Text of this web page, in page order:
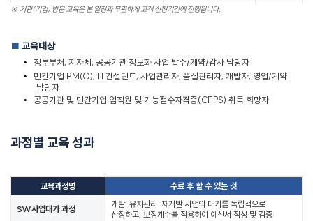
※ 기관(기업) 방문 교육은 본 일정과 무관하게 고객 신청기간에 진행됩니다.
■ 교육대상
• 정부부처, 지자체, 공공기관 정보화 사업 발주/계약/감사 담당자
•
민간기업 PM(O), IT컨설턴트, 사업관리자, 품질관리자, 개발자, 영업/계약
담당자
•
공공기관 및 민간기업 임직원 및 기능점수자격증(CFPS) 취득 희망자
과정별 교육 성과
교육과정명 수료 후 할 수 있는 것
SW사업대가 과정 개발·유지관리 · 재개발 사업의 대가를 독립적으로
산정하고, 보정계수를 적용하여 예산서 작성 및 검증